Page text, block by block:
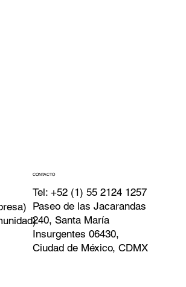
CONTACTO
Tel:+52 (1) 55 2124 1257
Paseo de las Jacarandas
240, Santa María
Insurgentes 06430,
Ciudad de México, CDMX